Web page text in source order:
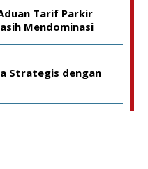
Tarif Parkir
Mendominasi
Strategis dengan